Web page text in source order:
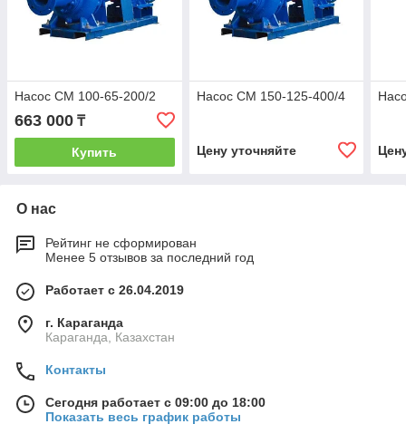
Насос СМ 100-65-200/2
663 000 ₸
Купить
Насос СМ 150-125-400/4
Цену уточняйте
О нас
Рейтинг не сформирован
Менее 5 отзывов за последний год
Работает с 26.04.2019
г. Караганда
Караганда, Казахстан
Контакты
Сегодня работает с 09:00 до 18:00
Показать весь график работы